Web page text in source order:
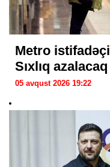
Metro
Sıxlıq azalacaq
05 avqust 2026 19:22